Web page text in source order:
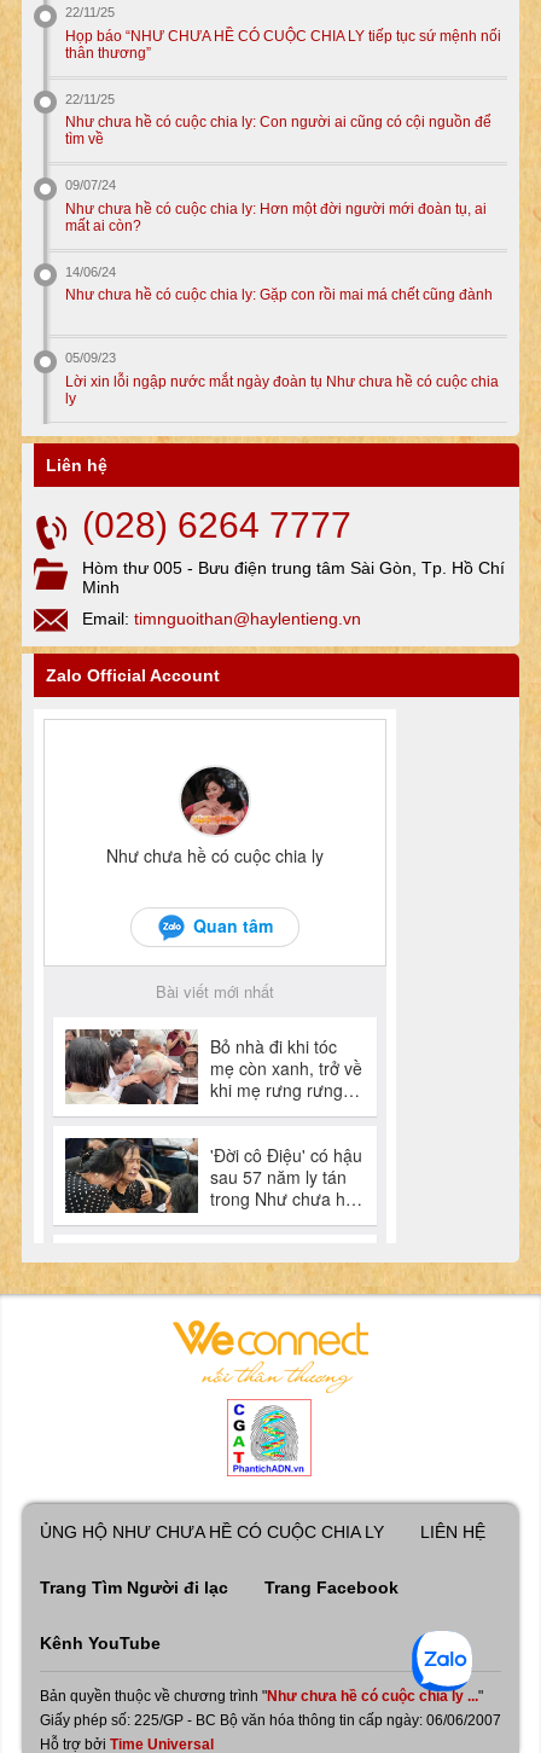
22/11/25
Họp báo “NHƯ CHƯA HỀ CÓ CUỘC CHIA LY tiếp tục sứ mệnh nối
thân thương”
22/11/25
Như chưa hề có cuộc chia ly: Con người ai cũng có cội nguồn để
tìm về
09/07/24
Như chưa hề có cuộc chia ly: Hơn một đời người mới đoàn tụ, ai
mất ai còn?
14/06/24
Như chưa hề có cuộc chia ly: Gặp con rồi mai má chết cũng đành
05/09/23
Lời xin lỗi ngập nước mắt ngày đoàn tụ Như chưa hề có cuộc chia
ly
Liên hệ
(028) 6264 7777
Hòm thư 005 - Bưu điện trung tâm Sài Gòn, Tp. Hồ Chí
Minh
Email: timnguoithan@haylentieng.vn
Zalo Official Account
ỦNG HỘ NHƯ CHƯA HỀ CÓ CUỘC CHIA LY LIÊN HỆ
Trang Tìm Người đi lạc Trang Facebook
Kênh YouTube
Bản quyền thuộc về chương trình "Như chưa hề có cuộc chia ly ..."
Giấy phép số: 225/GP - BC Bộ văn hóa thông tin cấp ngày: 06/06/2007
Hỗ trợ bởi Time Universal